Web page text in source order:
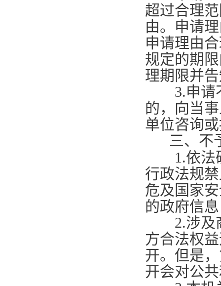
超过合理
由。申请
申请理由
规定的期
理期限并
3.申请
的，向当
单位咨询
三、不
1.依法
行政法规
危及国家
的政府信
2.涉及
方合法权
开。但是
开会对公